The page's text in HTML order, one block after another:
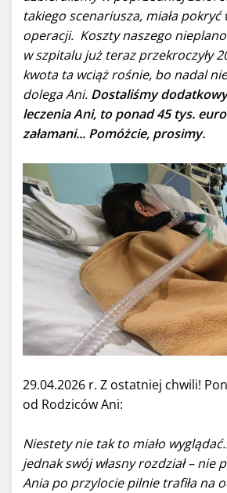
takiego scenariusza, miała pokryć
operacji. Koszty naszego
w szpitalu już teraz przekroczyły
kwota ta wciąż rośnie, bo nadal
dolega Ani. Dostaliśmy
leczenia Ani, to ponad 45 tys.
załamani... Pomóżcie, prosimy.
29.04.2026 r. Z ostatniej chwili!
od Rodziców Ani:
Niestety nie tak to miało
jednak swój własny rozdział – nie
Ania po przylocie pilnie trafiła na